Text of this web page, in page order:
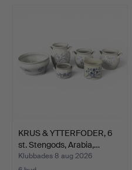
KRUS & YTTERFODER, 6
st. Stengods, Arabia,…
Klubbades 8 aug 2026